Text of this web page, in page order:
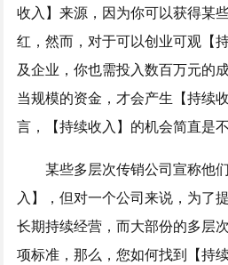
收入】来源，因为你可以获得某
红，然而，对于可以创业可观【
及企业，你也需投入数百万元的
当规模的资金，才会产生【持续
言，【持续收入】的机会简直是不
某些多层次传销公司宣称他
入】，但对一个公司来说，为了
长期持续经营，而大部份的多层
项标准，那么，您如何找到【持